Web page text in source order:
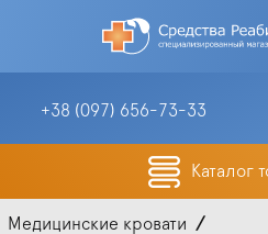
+38 (097) 656-73-33
Каталог
Медицинские кровати